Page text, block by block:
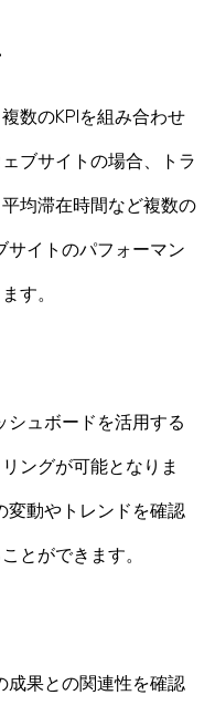
数のKPIを組み合わせ
ブサイトの場合、トラ
均滞在時間など複数の
サイトのパフォーマン
す。
シュボードを活用する
ングが可能となりま
変動やトレンドを確認
とができます。
成果との関連性を確認